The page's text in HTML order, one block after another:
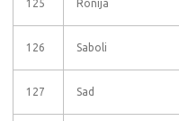
125 Ronija
126 Saboli
127 Sad